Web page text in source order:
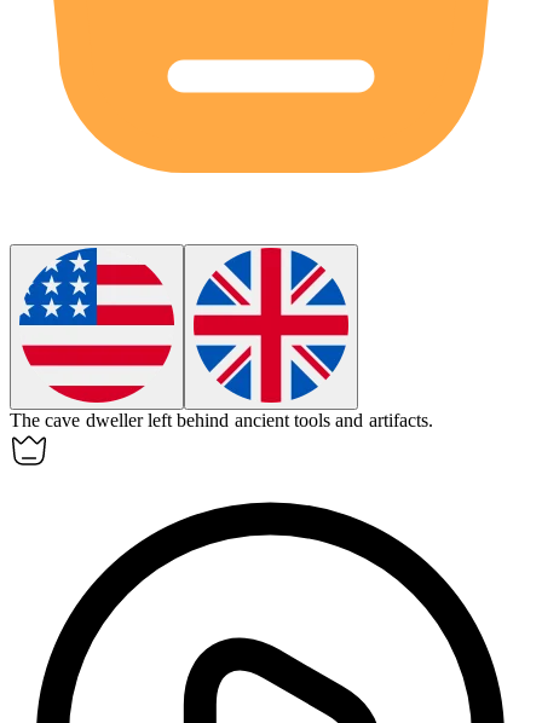
The cave dweller left behind ancient tools and artifacts.